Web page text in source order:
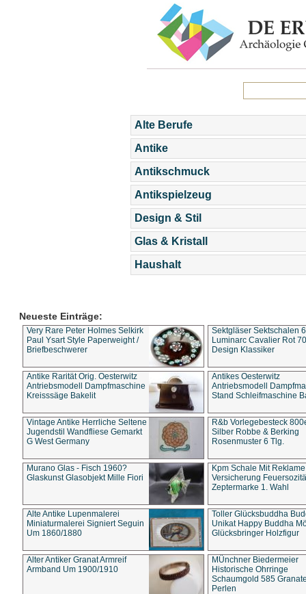
Alte Berufe
Antike
Antikschmuck
Antikspielzeug
Design & Stil
Glas & Kristall
Haushalt
Neueste Einträge:
Very Rare Peter Holmes Selkirk
Paul Ysart Style Paperweight /
Briefbeschwerer
Sektgläser Sektschalen
Luminarc Cavalier Rot
Design Klassiker
Antike Rarität Orig. Oesterwitz
Antriebsmodell Dampfmaschine
Kreisssäge Bakelit
Antikes Oesterwitz
Antriebsmodell
Stand Schleifmaschine
Vintage Antike Herrliche Seltene
Jugendstil Wandfliese Gemarkt
G West Germany
R&b Vorlegebesteck
Silber Robbe & Berking
Rosenmuster 6 Tlg.
Murano Glas - Fisch 1960?
Glaskunst Glasobjekt Mille Fiori
Kpm Schale Mit Reklame
Versicherung
Zeptermarke 1. Wahl
Alte Antike Lupenmalerei
Miniaturmalerei Signiert Seguin
Um 1860/1880
Toller Glücksbuddha
Unikat Happy Buddha
Glücksbringer Holzfigur
Alter Antiker Granat Armreif
Armband Um 1900/1910
MÜnchner Biedermeier
Historische Ohrringe
Schaumgold 585
Perlen